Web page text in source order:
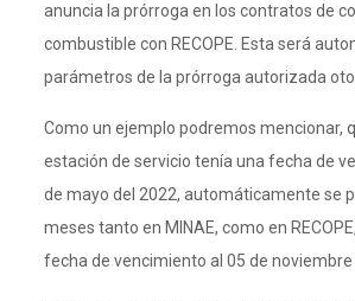
anuncia la prórroga en los contratos de
combustible con RECOPE. Esta será
parámetros de la prórroga autorizada
Como un ejemplo podremos mencionar,
estación de servicio tenía una fecha de
de mayo del 2022, automáticamente se
meses tanto en MINAE, como en
fecha de vencimiento al 05 de noviembre